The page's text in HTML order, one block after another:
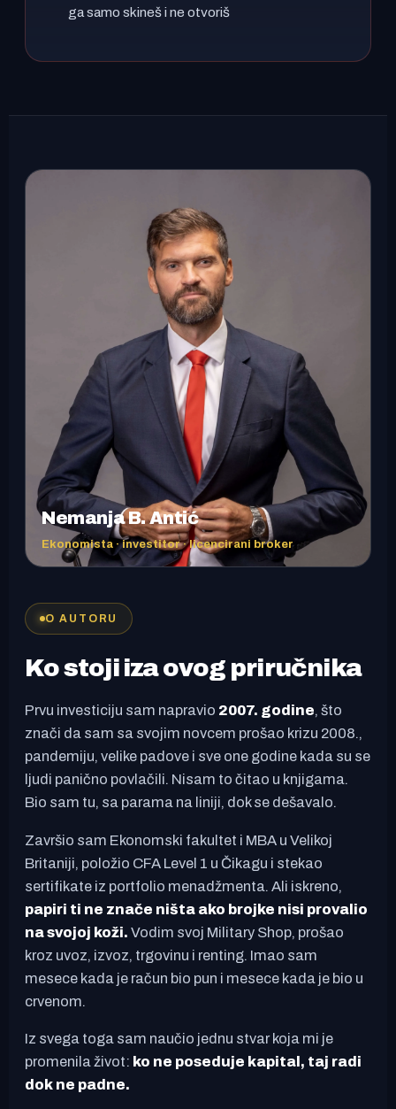
ga samo skineš i ne otvoriš
Nemanja B. Antić
Ekonomista · investitor · licencirani broker
O AUTORU
Ko stoji iza ovog priručnika
Prvu investiciju sam napravio 2007. godine, što
znači da sam sa svojim novcem prošao krizu 2008.,
pandemiju, velike padove i sve one godine kada su se
ljudi panično povlačili. Nisam to čitao u knjigama.
Bio sam tu, sa parama na liniji, dok se dešavalo.
Završio sam Ekonomski fakultet i MBA u Velikoj
Britaniji, položio CFA Level 1 u Čikagu i stekao
sertifikate iz portfolio menadžmenta. Ali iskreno,
papiri ti ne znače ništa ako brojke nisi provalio
na svojoj koži. Vodim svoj Military Shop, prošao
kroz uvoz, izvoz, trgovinu i renting. Imao sam
mesece kada je račun bio pun i mesece kada je bio u
crvenom.
Iz svega toga sam naučio jednu stvar koja mi je
promenila život: ko ne poseduje kapital, taj radi
dok ne padne.